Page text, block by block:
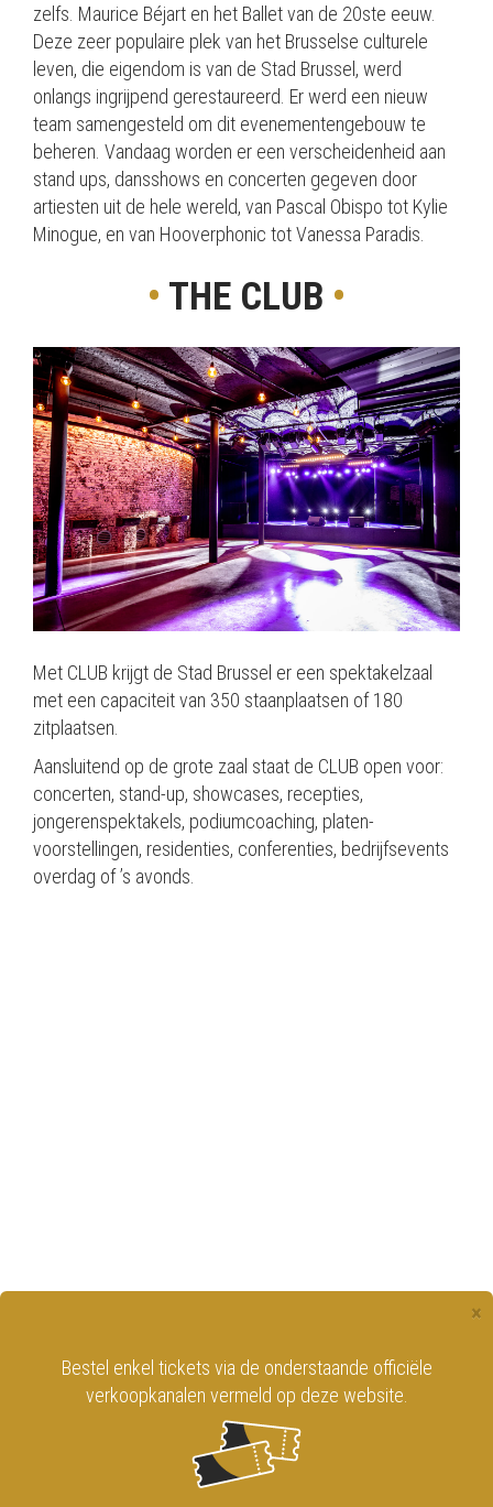
zelfs. Maurice Béjart en het Ballet van de 20ste eeuw.
Deze zeer populaire plek van het Brusselse culturele
leven, die eigendom is van de Stad Brussel, werd
onlangs ingrijpend gerestaureerd. Er werd een nieuw
team samengesteld om dit evenementengebouw te
beheren. Vandaag worden er een verscheidenheid aan
stand ups, dansshows en concerten gegeven door
artiesten uit de hele wereld, van Pascal Obispo tot Kylie
Minogue, en van Hooverphonic tot Vanessa Paradis.
• THE CLUB •
Met CLUB krijgt de Stad Brussel er een spektakelzaal
met een capaciteit van 350 staanplaatsen of 180
zitplaatsen.
Aansluitend op de grote zaal staat de CLUB open voor:
concerten, stand-up, showcases, recepties,
jongerenspektakels, podiumcoaching, platen-
voorstellingen, residenties, conferenties, bedrijfsevents
overdag of ’s avonds.
×
Bestel enkel tickets via de onderstaande officiële
verkoopkanalen vermeld op deze website.